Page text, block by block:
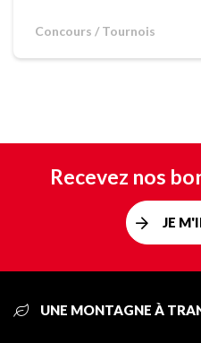
Concours / Tournois
Recevez nos
JE
UNE MONTAGNE À